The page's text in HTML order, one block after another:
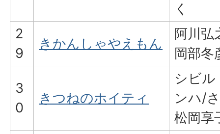
く
2
9
きかんしゃやえもん
阿川弘
岡部冬
3
0
きつねのホイティ
シビ
ンハ/
松岡享